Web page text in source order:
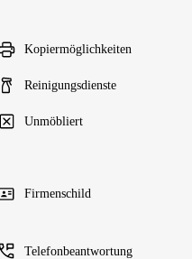
Kopiermöglichkeiten
Reinigungsdienste
Unmöbliert
Firmenschild
Telefonbeantwortung